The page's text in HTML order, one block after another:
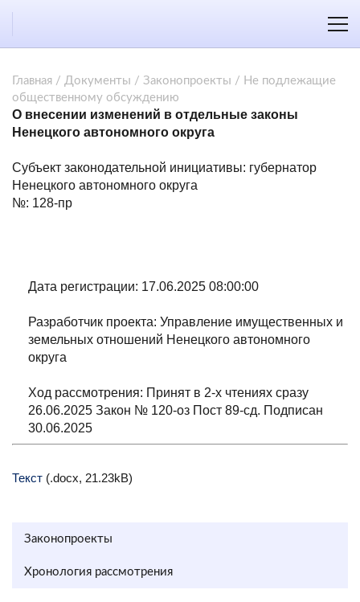
Главная / Документы / Законопроекты / Не подлежащие
общественному обсуждению
О внесении изменений в отдельные законы
Ненецкого автономного округа
Субъект законодательной инициативы: губернатор
Ненецкого автономного округа
№: 128-пр
Дата регистрации: 17.06.2025 08:00:00
Разработчик проекта: Управление имущественных и
земельных отношений Ненецкого автономного
округа
Ход рассмотрения: Принят в 2-х чтениях сразу
26.06.2025 Закон № 120-оз Пост 89-сд. Подписан
30.06.2025
Текст (.docx, 21.23kB)
Законопроекты
Хронология рассмотрения